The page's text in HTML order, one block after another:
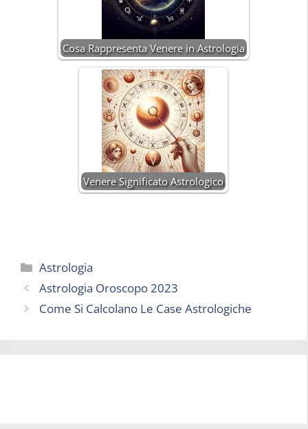
Cosa Rappresenta Venere in Astrologia
Venere Significato Astrologico
Categorie
Astrologia
Astrologia Oroscopo 2023
Come Si Calcolano Le Case Astrologiche